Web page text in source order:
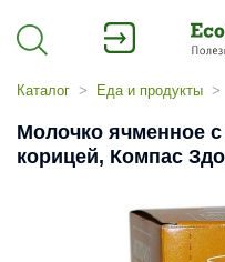
Каталог Еда и продукты
Молочко ячменное
корицей, Компас